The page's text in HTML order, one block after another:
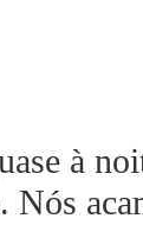
à
Nós